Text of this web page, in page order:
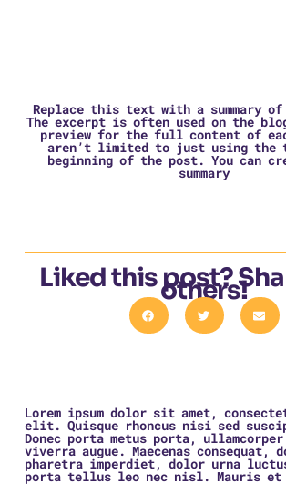
Replace this text with a summary
The excerpt is often used on the
preview for the full content of
aren’t limited to just using the
beginning of the post. You can
summary
Liked this post?
others!
Lorem ipsum dolor sit amet,
elit. Quisque rhoncus nisi sed
Donec porta metus porta,
viverra augue. Maecenas consequat,
pharetra imperdiet, dolor urna
porta tellus leo nec nisl. Mauris et